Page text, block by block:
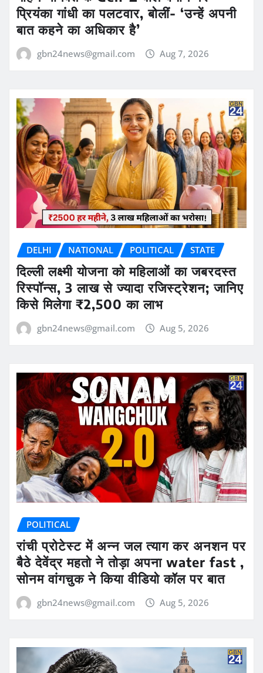
प्रियंका गांधी का पलटवार, बोलीं- ‘उन्हें अपनी
बात कहने का अधिकार है’
gbn24news@gmail.com Aug 7, 2026
DELHI NATIONAL POLITICAL STATE
दिल्ली लक्ष्मी योजना को महिलाओं का जबरदस्त
रिस्पॉन्स, 3 लाख से ज्यादा रजिस्ट्रेशन; जानिए
किसे मिलेगा ₹2,500 का लाभ
gbn24news@gmail.com Aug 5, 2026
POLITICAL
रांची प्रोटेस्ट में अन्न जल त्याग कर अनशन पर
बैठे देवेंद्र महतो ने तोड़ा अपना water fast ,
सोनम वांगचुक ने किया वीडियो कॉल पर बात
gbn24news@gmail.com Aug 5, 2026